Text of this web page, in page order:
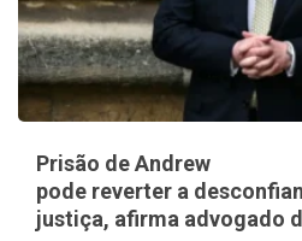
Prisão de Andrew
pode reverter a
justiça, afirma advogado